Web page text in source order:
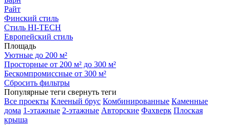
Райт
Финский стиль
Стиль HI-TECH
Европейский стиль
Площадь
Уютные до 200 м²
Просторные от 200 м² до 300 м²
Бескомпромиссные от 300 м²
Сбросить фильтры
Популярные теги свернуть теги
Все проекты Клееный брус Комбинированные Каменные
дома 1-этажные 2-этажные Авторские Фахверк Плоская
крыша